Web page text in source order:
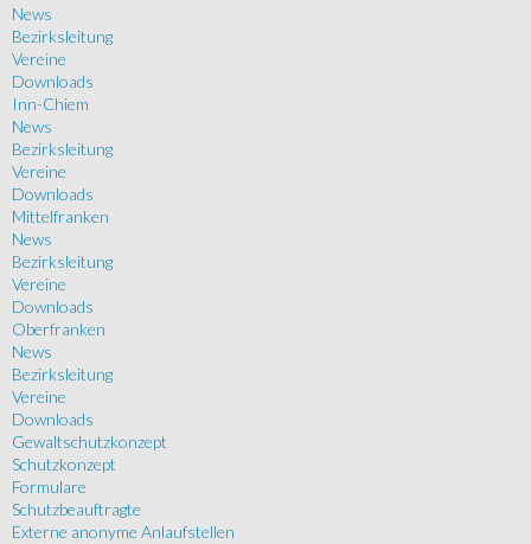
News
Bezirksleitung
Vereine
Downloads
Inn-Chiem
News
Bezirksleitung
Vereine
Downloads
Mittelfranken
News
Bezirksleitung
Vereine
Downloads
Oberfranken
News
Bezirksleitung
Vereine
Downloads
Gewaltschutzkonzept
Schutzkonzept
Formulare
Schutzbeauftragte
Externe anonyme Anlaufstellen